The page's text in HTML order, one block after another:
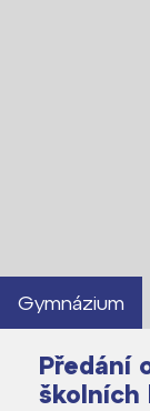
Gymnázium
Předání
školních